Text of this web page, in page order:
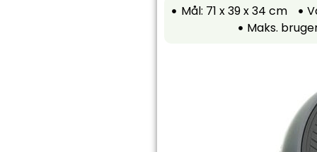
Mål: 71 x 39 x 34 cm
Maks.